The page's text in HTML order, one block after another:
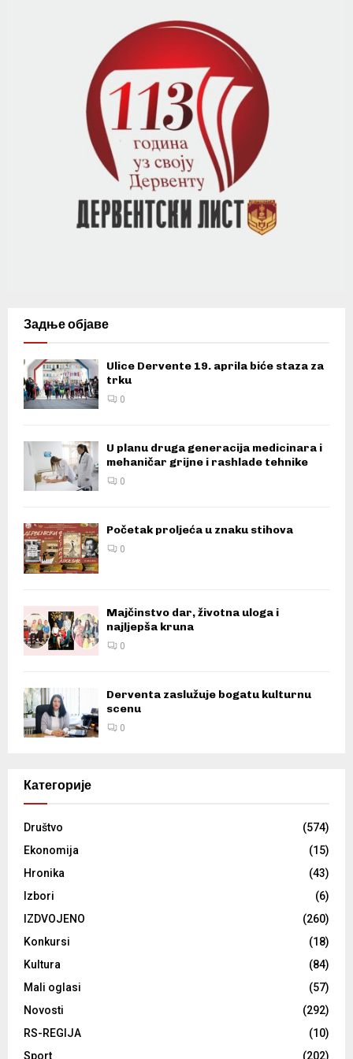
Задње објаве
Ulice Dervente 19. aprila biće staza za
trku
0
U planu druga generacija medicinara i
mehaničar grijne i rashlade tehnike
0
Početak proljeća u znaku stihova
0
Majčinstvo dar, životna uloga i
najljepša kruna
0
Derventa zaslužuje bogatu kulturnu
scenu
0
Категорије
Društvo
(574)
Ekonomija
(15)
Hronika
(43)
Izbori
(6)
IZDVOJENO
(260)
Konkursi
(18)
Kultura
(84)
Mali oglasi
(57)
Novosti
(292)
RS-REGIJA
(10)
Sport
(202)